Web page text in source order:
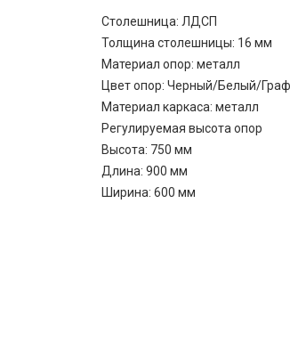
Столешница: ЛДСП
Толщина столешницы: 16 мм
Материал опор: металл
Цвет опор: Черный/Белый/
Материал каркаса: металл
Регулируемая высота опор
Высота: 750 мм
Длина: 900 мм
Ширина: 600 мм